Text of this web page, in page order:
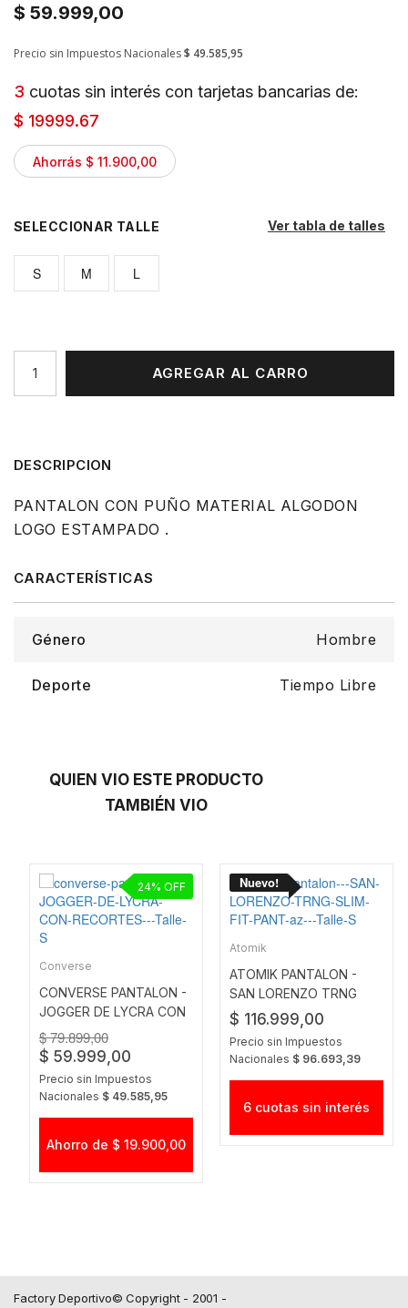
$ 59.999,00
Precio sin Impuestos Nacionales$ 49.585,95
3 cuotas sin interés con tarjetas bancarias de:
$ 19999.67
Ahorrás $ 11.900,00
Ver tabla de talles
TALLE
S M L
AGREGAR AL CARRO
DESCRIPCION
PANTALON CON PUÑO MATERIAL ALGODON
LOGO ESTAMPADO .
Género Hombre
Deporte Tiempo Libre
QUIEN VIO ESTE PRODUCTO
TAMBIÉN VIO
Converse
CONVERSE PANTALON -
JOGGER DE LYCRA CON
RECORTES
$ 79.899,00
$ 59.999,00
Precio sin Impuestos
Nacionales $ 49.585,95
24
Ahorro de $ 19.900,00
Atomik
ATOMIK PANTALON -
SAN LORENZO TRNG
SLIM FIT PANT AZ
$ 116.999,00
Precio sin Impuestos
Nacionales $ 96.693,39
6 cuotas sin interés
Factory Deportivo© Copyright - 2001 -